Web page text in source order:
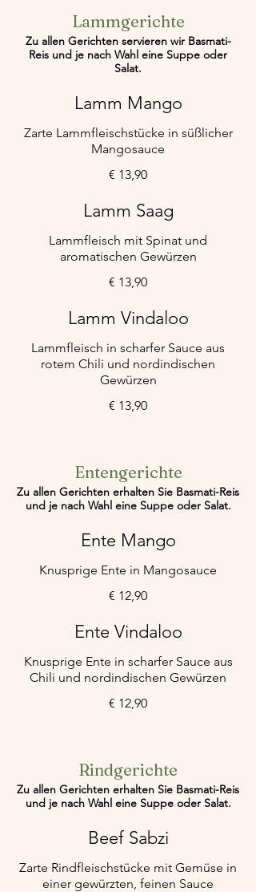
Lammgerichte
Zu allen Gerichten servieren wir Basmati-
Reis und je nach Wahl eine Suppe oder
Salat.
Lamm Mango
Zarte Lammfleischstücke in süßlicher
Mangosauce
€ 13,90
Lamm Saag
Lammfleisch mit Spinat und
aromatischen Gewürzen
€ 13,90
Lamm Vindaloo
Lammfleisch in scharfer Sauce aus
rotem Chili und nordindischen
Gewürzen
€ 13,90
Entengerichte
Zu allen Gerichten erhalten Sie Basmati-Reis
und je nach Wahl eine Suppe oder Salat.
Ente Mango
Knusprige Ente in Mangosauce
€ 12,90
Ente Vindaloo
Knusprige Ente in scharfer Sauce aus
Chili und nordindischen Gewürzen
€ 12,90
Rindgerichte
Zu allen Gerichten erhalten Sie Basmati-Reis
und je nach Wahl eine Suppe oder Salat.
Beef Sabzi
Zarte Rindfleischstücke mit Gemüse in
einer gewürzten, feinen Sauce